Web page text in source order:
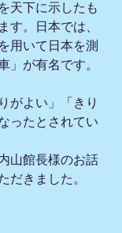
天下に示したも
す。日本では、
用いて日本を測
」が有名です。
がよい」「きり
ったとされてい
山館長様のお話
だきました。